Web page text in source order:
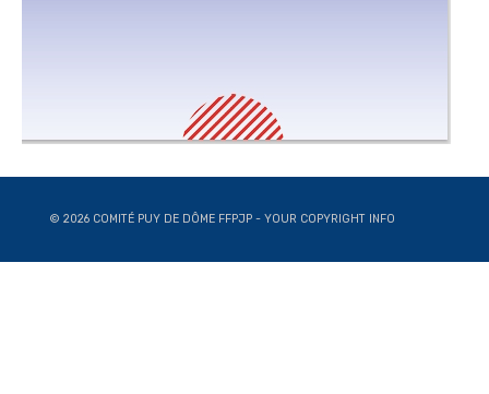
© 2026 COMITÉ PUY DE DÔME FFPJP - YOUR COPYRIGHT INFO